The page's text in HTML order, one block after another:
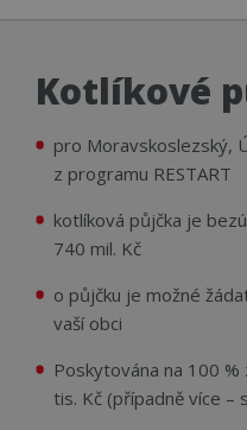
Kotlíkové
pro Moravskoslezský,
z programu RESTART
kotlíková půjčka je
740 mil. Kč
o půjčku je možné
vaší obci
Poskytována na 100 %
tis. Kč (případně více –